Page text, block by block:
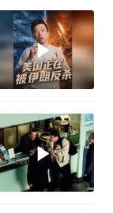
强有力
宇树科技王兴兴身家有望超200亿元
降”
哪吒汽车南宁工厂设备降价20%拍卖
大梁